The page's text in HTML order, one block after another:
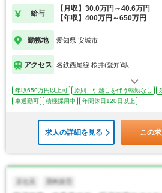
給与
【月収】30.0万円～40.6万円
【年収】400万円～650万円
勤務地 愛知県 安城市
アクセス 名鉄西尾線 桜井(愛知)駅
年収650万円以上可 原則、引越しを伴う転勤なし
車通勤可
積極採用中 年間休日120日以上
求人の詳細を見る この